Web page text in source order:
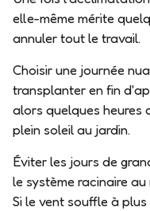
elle-même mérite
annuler tout le travail.
Choisir une journée
transplanter en fin
alors quelques heures
plein soleil au jardin.
Éviter les jours de
le système racinaire
Si le vent souffle à